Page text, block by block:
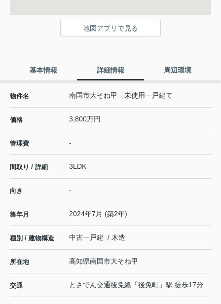
地図アプリで見る
基本情報 詳細情報 周辺環境
物件名 南国市大そね甲 未使用一戸建て
価格 3,800万円
管理費 -
間取り / 詳細 3LDK
向き -
築年月 2024年7月 (築2年)
種別 / 建物構造 中古一戸建 / 木造
所在地 高知県南国市大そね甲
交通 とさでん交通後免線 「後免町 」駅 徒歩17分